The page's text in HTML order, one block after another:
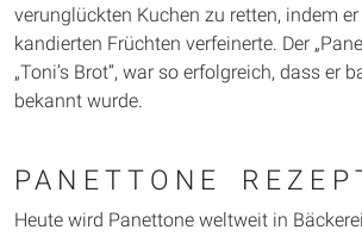
verunglückten Kuchen zu retten, indem
kandierten Früchten verfeinerte. Der
„Toni’s Brot“, war so erfolgreich, dass er
bekannt wurde.
PANETTONE
Heute wird Panettone weltweit in